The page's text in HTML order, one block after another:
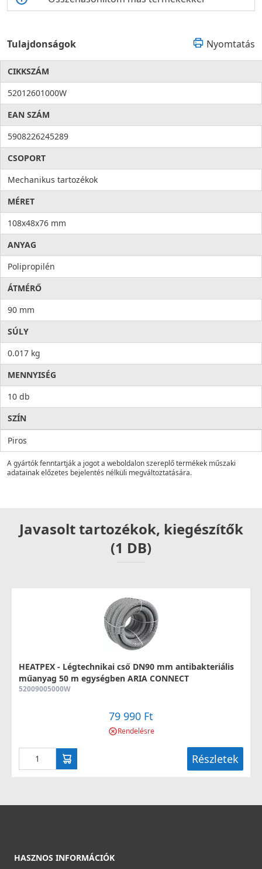
Tulajdonságok Nyomtatás
CIKKSZÁM
52012601000W
EAN SZÁM
5908226245289
CSOPORT
Mechanikus tartozékok
MÉRET
108x48x76 mm
ANYAG
Polipropilén
ÁTMÉRŐ
90 mm
SÚLY
0.017 kg
MENNYISÉG
10 db
SZÍN
Piros
A gyártók fenntartják a jogot a weboldalon szereplő termékek műszaki
adatainak előzetes bejelentés nélküli megváltoztatására.
Javasolt tartozékok, kiegészítők
(1 DB)
HEATPEX - Légtechnikai cső DN90 mm antibakteriális
műanyag 50 m egységben ARIA CONNECT
52009005000W
79 990 Ft
Rendelésre
Részletek
HASZNOS INFORMÁCIÓK